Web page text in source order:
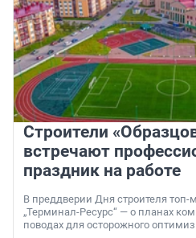
Строители
встречают
праздник на работе
В преддверии Дня строителя
„Терминал-Ресурс“ — о планах
поводах для осторожного